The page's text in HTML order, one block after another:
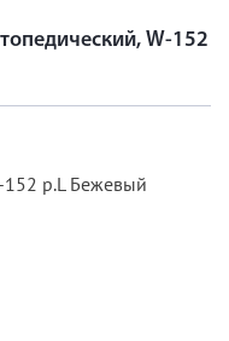
W-152
152 р.L Бежевый